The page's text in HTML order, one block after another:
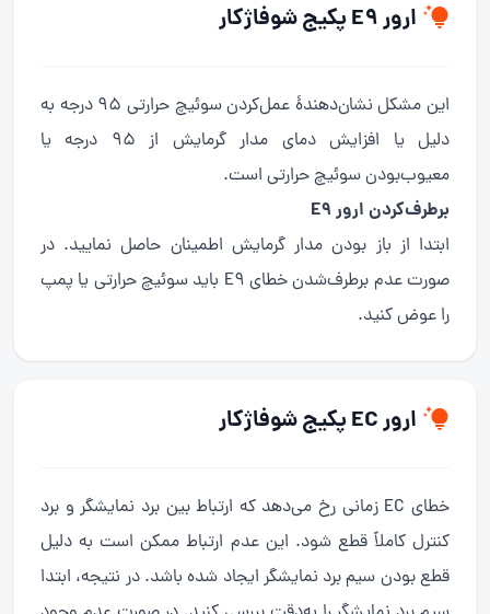
ارور E9 پکیج شوفاژکار
این مشکل نشان‌دهندهٔ عمل‌کردن سوئیچ حرارتی 95 درجه به
دلیل یا افزایش دمای مدار گرمایش از 95 درجه یا
معیوب‌بودن سوئیچ حرارتی است.
برطرف‌کردن ارور E9
ابتدا از باز بودن مدار گرمایش اطمینان حاصل نمایید. در
صورت عدم برطرف‌شدن خطای E9 باید سوئیچ حرارتی یا پمپ
را عوض کنید.
ارور EC پکیج شوفاژکار
خطای EC زمانی رخ می‌دهد که ارتباط بین برد نمایشگر و برد
کنترل کاملاً قطع شود. این عدم ارتباط ممکن است به دلیل
قطع بودن سیم برد نمایشگر ایجاد شده باشد. در نتیجه، ابتدا